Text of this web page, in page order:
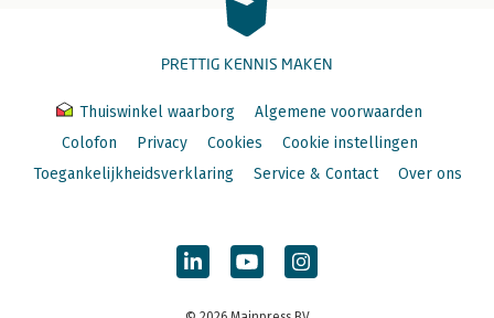
PRETTIG KENNIS MAKEN
Thuiswinkel waarborg
Algemene voorwaarden
Colofon
Privacy Cookies
Cookie instellingen
Toegankelijkheidsverklaring
Service & Contact Over ons